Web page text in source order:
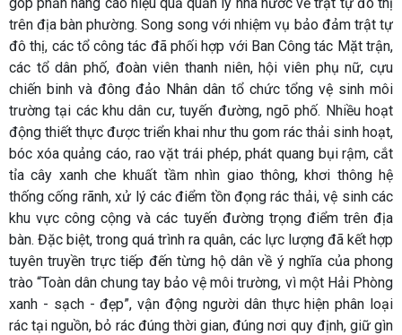
trên địa bàn phường. Song song với nhiệm vụ bảo đảm trật tự
đô thị, các tổ công tác đã phối hợp với Ban Công tác Mặt trận,
các tổ dân phố, đoàn viên thanh niên, hội viên phụ nữ, cựu
chiến binh và đông đảo Nhân dân tổ chức tổng vệ sinh môi
trường tại các khu dân cư, tuyến đường, ngõ phố. Nhiều hoạt
động thiết thực được triển khai như thu gom rác thải sinh hoạt,
bóc xóa quảng cáo, rao vặt trái phép, phát quang bụi rậm, cắt
tỉa cây xanh che khuất tầm nhìn giao thông, khơi thông hệ
thống cống rãnh, xử lý các điểm tồn đọng rác thải, vệ sinh các
khu vực công cộng và các tuyến đường trọng điểm trên địa
bàn. Đặc biệt, trong quá trình ra quân, các lực lượng đã kết hợp
tuyên truyền trực tiếp đến từng hộ dân về ý nghĩa của phong
trào “Toàn dân chung tay bảo vệ môi trường, vì một Hải Phòng
xanh - sạch - đẹp”, vận động người dân thực hiện phân loại
rác tại nguồn, bỏ rác đúng thời gian, đúng nơi quy định, giữ gìn